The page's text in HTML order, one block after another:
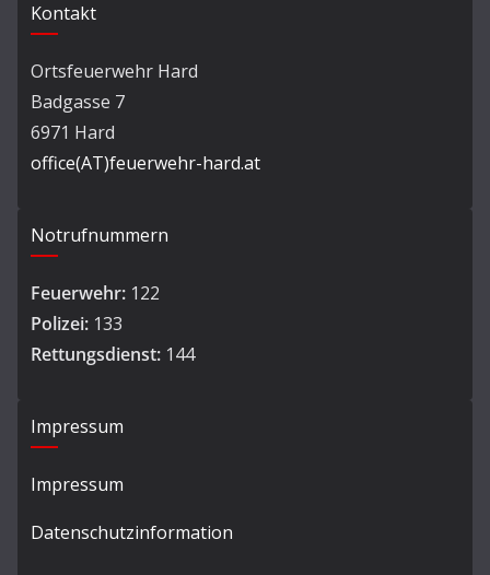
Kontakt
Ortsfeuerwehr Hard
Badgasse 7
6971 Hard
office(AT)feuerwehr-hard.at
Notrufnummern
Feuerwehr: 122
Polizei: 133
Rettungsdienst: 144
Impressum
Impressum
Datenschutzinformation